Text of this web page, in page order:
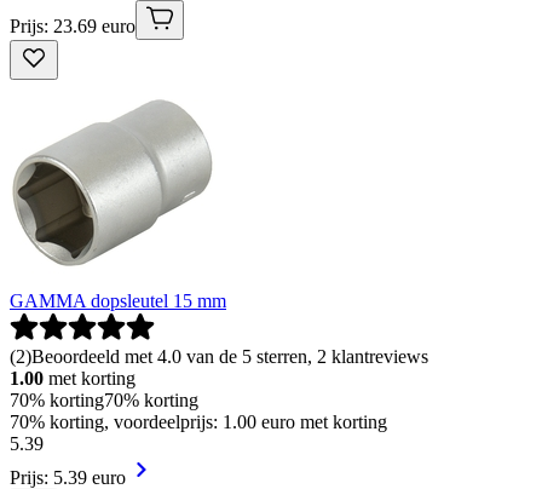
Prijs: 23.69 euro
GAMMA dopsleutel 15 mm
(2)Beoordeeld met 4.0 van de 5 sterren, 2 klantreviews
1.00 met korting
70% korting70% korting
70% korting, voordeelprijs: 1.00 euro met korting
5.39
Prijs: 5.39 euro